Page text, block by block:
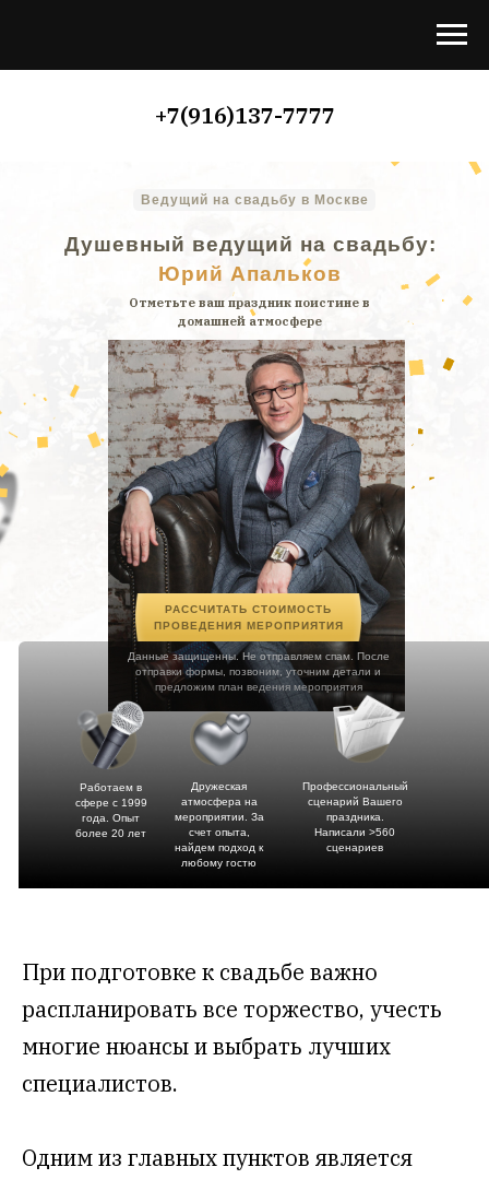
+7(916)137-7777
РАССЧИТАТЬ СТОИМОСТЬ
ПРОВЕДЕНИЯ МЕРОПРИЯТИЯ
Ведущий на свадьбу в Москве
Данные защищенны. Не отправляем спам. После
отправки формы, позвоним, уточним детали и
предложим план ведения мероприятия
Душевный ведущий на свадьбу:
Юрий Апальков
Работаем в
сфере с 1999
года. Опыт
более 20 лет
Профессиональный
сценарий Вашего
праздника.
Написали >560
сценариев
Дружеская
атмосфера на
мероприятии. За
счет опыта,
найдем подход к
любому гостю
Отметьте ваш праздник поистине в
домашней атмосфере
Приподготовке к свадьбе важно
распланировать все торжество, учесть
многие нюансы и выбрать лучших
специалистов.
Одним из главных пунктов является